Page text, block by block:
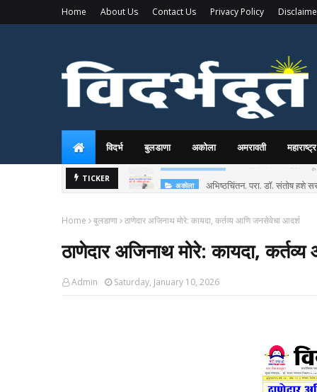
Home About Us Contact Us Privacy Policy
विदर्भ बुलडाणा अकोला अमरावती महाराष्ट्र
TICKER अकोला अभिष्ठचिंतन. प्रा. डॉ. संतोष हुशे
Home बुलडाणा ठाणेदार अजिनाथ मोरे: कायदा, कर्तव्य आणि जनसेवेचा आदर्श
ठाणेदार अजिनाथ मोरे: कायदा,
Admin Saturday, January 10, 2026